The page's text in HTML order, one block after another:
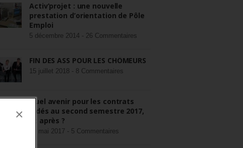
×
Activ’projet : une nouvelle
prestation d’orientation de Pôle
Emploi
5 décembre 2014 - 26 Commentaires
FIN DES ASS POUR LES CHÔMEURS
15 juillet 2018 - 8 Commentaires
Quel avenir pour les contrats
aidés au second semestre 2017,
et après ?
22 mai 2017 - 5 Commentaires